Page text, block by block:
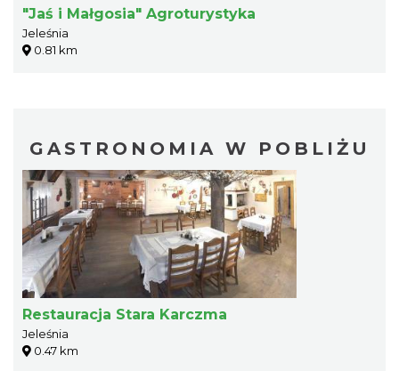
"Jaś i Małgosia" Agroturystyka
Jeleśnia
0.81 km
GASTRONOMIA W POBLIŻU
Restauracja Stara Karczma
Jeleśnia
0.47 km